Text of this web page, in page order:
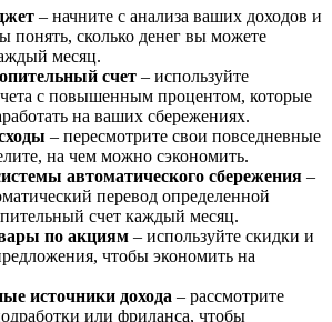
– начните с анализа ваших доходов и
понять, сколько денег вы можете
месяц.
счет – используйте
с повышенным процентом, которые
на ваших сбережениях.
– пересмотрите свои повседневные
на чем можно сэкономить.
автоматического сбережения –
перевод определенной
счет каждый месяц.
по акциям – используйте скидки и
чтобы экономить на
источники дохода – рассмотрите
или фриланса, чтобы